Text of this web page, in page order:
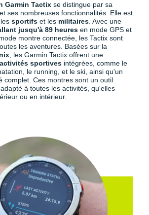
Garmin Tactix se distingue par sa
et ses nombreuses fonctionnalités. Elle est
sportifs et les militaires . Avec une
jusqu'à 89 heures en mode GPS et
montre connectée, les Tactix sont
les aventures. Basées sur la
, les Garmin Tactix offrent une
sportives intégrées, comme le
le running, et le ski, ainsi qu'un
complet. Ces montres sont un outil
, adapté à toutes les activités, qu'elles
ou en intérieur.